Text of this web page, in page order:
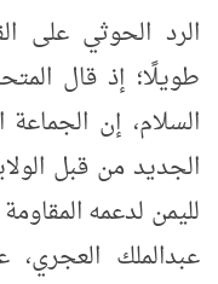
الرد الحوثي على
طويلًا؛ إذ قال
السلام، إن الجماعة
الجديد من قبل
لليمن لدعمه
عبدالملك